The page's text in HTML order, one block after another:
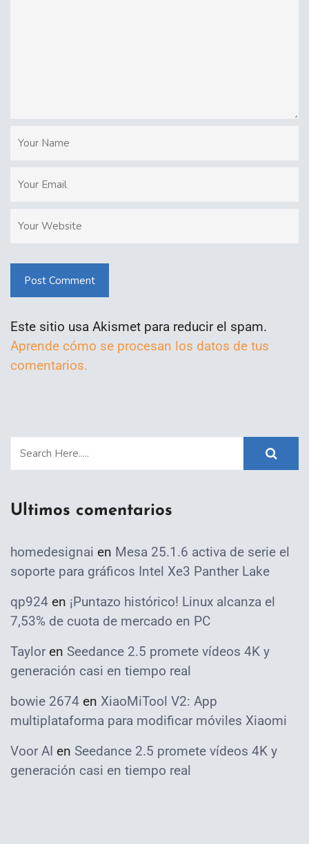
Post Comment
Este sitio usa Akismet para reducir el spam.
Aprende cómo se procesan los datos de tus
comentarios.
Ultimos comentarios
homedesignai en Mesa 25.1.6 activa de serie el
soporte para gráficos Intel Xe3 Panther Lake
qp924 en ¡Puntazo histórico! Linux alcanza el
7,53% de cuota de mercado en PC
Taylor en Seedance 2.5 promete vídeos 4K y
generación casi en tiempo real
bowie 2674 en XiaoMiTool V2: App
multiplataforma para modificar móviles Xiaomi
Voor AI en Seedance 2.5 promete vídeos 4K y
generación casi en tiempo real